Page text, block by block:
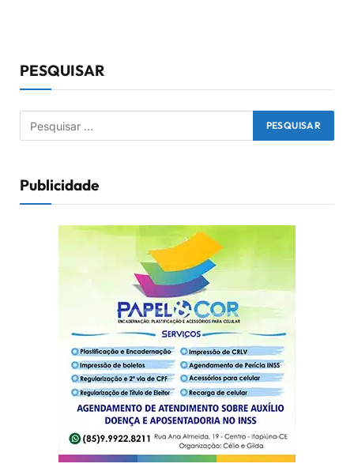
PESQUISAR
Publicidade